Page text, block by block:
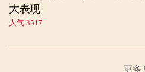
大表现
人气 3517
更多